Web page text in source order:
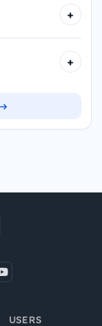
+
+
USERS